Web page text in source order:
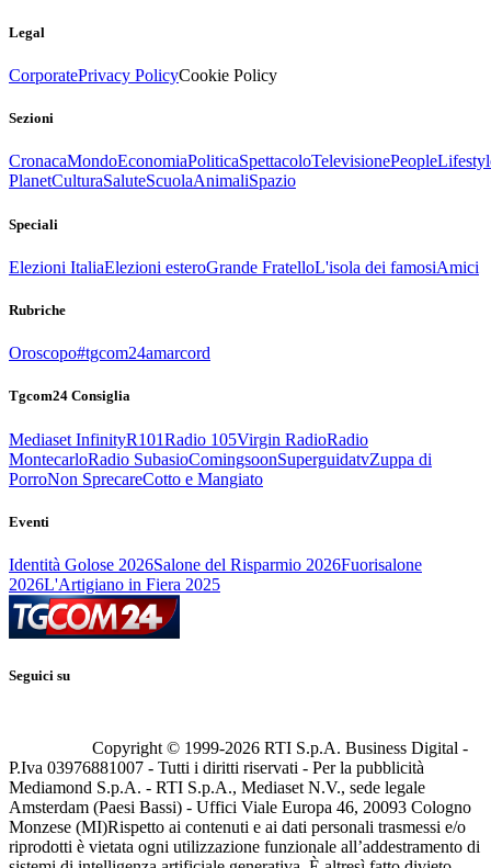
Legal
CorporatePrivacy PolicyCookie Policy
Sezioni
CronacaMondoEconomiaPoliticaSpettacoloTelevisionePeople
PlanetCulturaSaluteScuolaAnimaliSpazio
Speciali
Elezioni ItaliaElezioni esteroGrande FratelloL'isola dei famosiAmici
Rubriche
Oroscopo#tgcom24amarcord
Tgcom24 Consiglia
Mediaset InfinityR101Radio 105Virgin RadioRadio
MontecarloRadio SubasioComingsoonSuperguidatvZuppa di
PorroNon SprecareCotto e Mangiato
Eventi
Identità Golose 2026Salone del Risparmio 2026Fuorisalone
2026L'Artigiano in Fiera 2025
Seguici su
Copyright © 1999-2026 RTI S.p.A. Business Digital -
P.Iva 03976881007 - Tutti i diritti riservati - Per la pubblicità
Mediamond S.p.A. - RTI S.p.A., Mediaset N.V., sede legale
Amsterdam (Paesi Bassi) - Uffici Viale Europa 46, 20093 Cologno
Monzese (MI)Rispetto ai contenuti e ai dati personali trasmessi e/o
riprodotti è vietata ogni utilizzazione funzionale all’addestramento di